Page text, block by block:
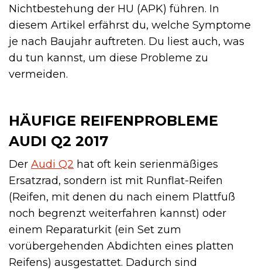
Nichtbestehung der HU (APK) führen. In
diesem Artikel erfährst du, welche Symptome
je nach Baujahr auftreten. Du liest auch, was
du tun kannst, um diese Probleme zu
vermeiden.
HÄUFIGE REIFENPROBLEME
AUDI Q2 2017
Der Audi Q2 hat oft kein serienmäßiges
Ersatzrad, sondern ist mit Runflat-Reifen
(Reifen, mit denen du nach einem Plattfuß
noch begrenzt weiterfahren kannst) oder
einem Reparaturkit (ein Set zum
vorübergehenden Abdichten eines platten
Reifens) ausgestattet. Dadurch sind